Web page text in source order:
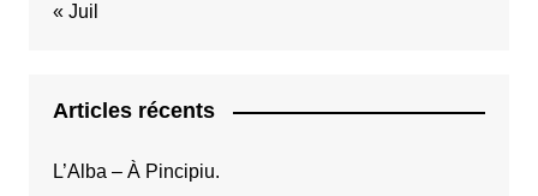
« Juil
Articles récents
L’Alba – À Pincipiu.